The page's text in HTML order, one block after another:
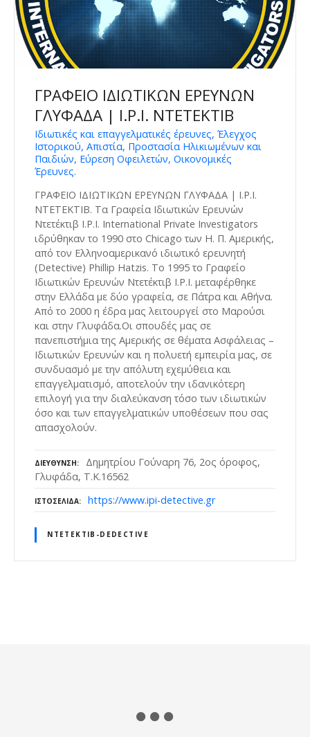
ΓΡΑΦΕΙΟ ΙΔΙΩΤΙΚΩΝ ΕΡΕΥΝΩΝ
ΓΛΥΦΑΔΑ | I.P.I. ΝΤΕΤΕΚΤΙΒ
Ιδιωτικές και επαγγελματικές έρευνες, Έλεγχος
Ιστορικού, Απιστία, Προστασία Ηλικιωμένων και
Παιδιών, Εύρεση Οφειλετών, Οικονομικές
Έρευνες.
ΓΡΑΦΕΙΟ ΙΔΙΩΤΙΚΩΝ ΕΡΕΥΝΩΝ ΓΛΥΦΑΔΑ | I.P.I.
ΝΤΕΤΕΚΤΙΒ. Tα Γραφεία Ιδιωτικών Ερευνών
Ντετέκτιβ I.P.I. International Private Investigators
ιδρύθηκαν το 1990 στο Chicago των Η. Π. Αμερικής,
από τον Ελληνοαμερικανό ιδιωτικό ερευνητή
(Detective) Phillip Hatzis. Το 1995 το Γραφείο
Ιδιωτικών Ερευνών Ντετέκτιβ I.P.I. μεταφέρθηκε
στην Ελλάδα με δύο γραφεία, σε Πάτρα και Αθήνα.
Από το 2000 η έδρα μας λειτουργεί στο Μαρούσι
και στην Γλυφάδα.Οι σπουδές μας σε
πανεπιστήμια της Αμερικής σε θέματα Ασφάλειας –
Ιδιωτικών Ερευνών και η πολυετή εμπειρία μας, σε
συνδυασμό με την απόλυτη εχεμύθεια και
επαγγελματισμό, αποτελούν την ιδανικότερη
επιλογή για την διαλεύκανση τόσο των ιδιωτικών
όσο και των επαγγελματικών υποθέσεων που σας
απασχολούν.
ΔΙΕΎΘΥΝΣΗ
Δημητρίου Γούναρη 76, 2ος όροφος,
Γλυφάδα, Τ.Κ.16562
ΙΣΤΟΣΕΛΊΔΑ https://www.ipi-detective.gr
ΝΤΕΤΈΚΤΙΒ-DEDECTIVE